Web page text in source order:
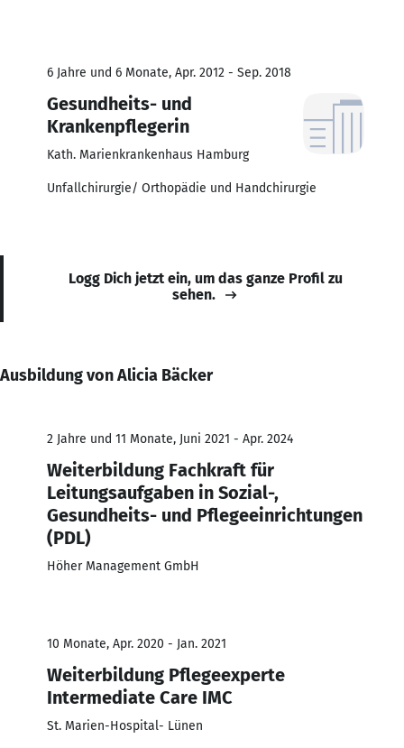
6 Jahre und 6 Monate, Apr. 2012 - Sep. 2018
Gesundheits- und
Krankenpflegerin
Kath. Marienkrankenhaus Hamburg
Unfallchirurgie/ Orthopädie und Handchirurgie
Logg Dich jetzt ein, um das ganze Profil zu
sehen.
Ausbildung von Alicia Bäcker
2 Jahre und 11 Monate, Juni 2021 - Apr. 2024
Weiterbildung Fachkraft für
Leitungsaufgaben in Sozial-,
Gesundheits- und Pflegeeinrichtungen
(PDL)
Höher Management GmbH
10 Monate, Apr. 2020 - Jan. 2021
Weiterbildung Pflegeexperte
Intermediate Care IMC
St. Marien-Hospital- Lünen